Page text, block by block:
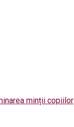
minții copiilor